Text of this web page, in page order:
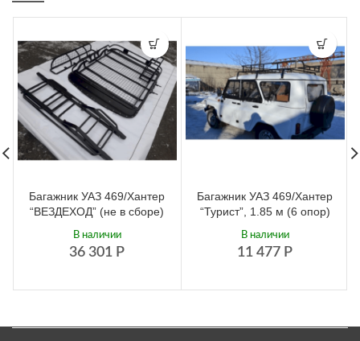
Багажник УАЗ 469/Хантер
“ВЕЗДЕХОД” (не в сборе)
36 301 Р
В наличии
Багажник УАЗ 469/Хантер
“Турист”, 1.85 м (6 опор)
11 477 Р
В наличии